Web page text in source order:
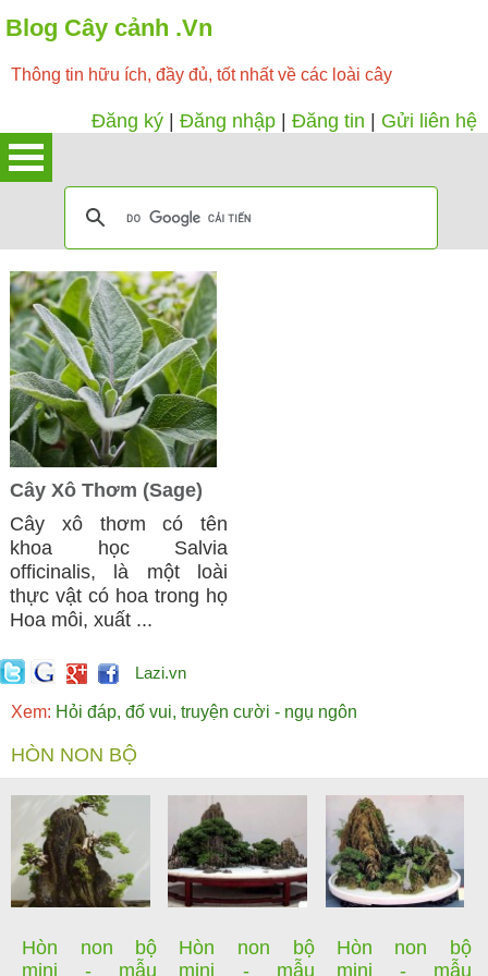
Blog Cây cảnh .Vn
Thông tin hữu ích, đầy đủ, tốt nhất về các loài cây
Đăng ký Đăng nhập Đăng tin Gửi liên hệ
Cây Xô Thơm (Sage)
Cây xô thơm có tên
khoa học Salvia
officinalis, là một loài
thực vật có hoa trong họ
Hoa môi, xuất ...
Lazi.vn
Xem: Hỏi đáp, đố vui, truyện cười - ngụ ngôn
HÒN NON BỘ
Hòn non bộ
mini - mẫu
Hòn non bộ
mini - mẫu
Hòn non bộ
mini - mẫu